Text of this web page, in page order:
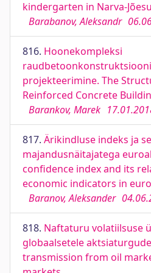
kindergarten in Narva-
Barabanov, Aleksandr
816. Hoonekompleksi
projekteerimine. The
Reinforced Concrete
Barankov, Marek
817. Ärikindluse indeks ja
majandusnäitajatega
confidence index and its
economic indicators in
Baranov, Aleksander
818. Naftaturu volatiilsuse
globaalsetele
transmission from oil